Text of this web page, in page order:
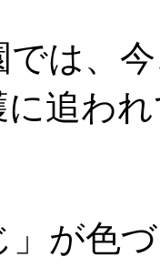
は、
に追わ
」が色